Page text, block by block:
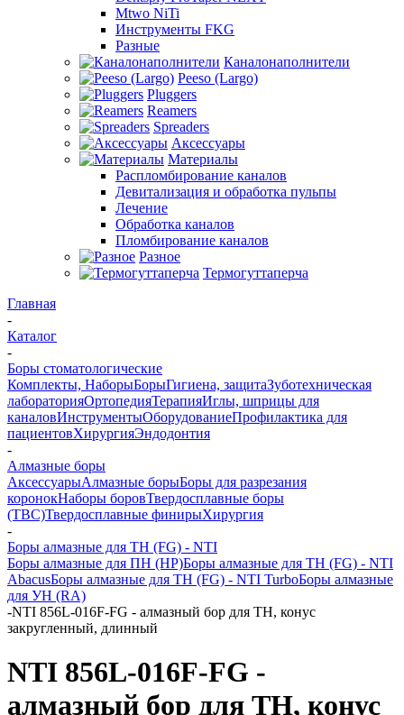
Mtwo NiTi
Инструменты FKG
Разные
Каналонаполнители
Peeso (Largo)
Pluggers
Reamers
Spreaders
Аксессуары
Материалы
Распломбирование каналов
Девитализация и обработка пульпы
Лечение
Обработка каналов
Пломбирование каналов
Разное
Термогуттаперча
Главная
-
Каталог
-
Боры стоматологические
Комплекты, НаборыБорыГигиена, защитаЗуботехническая
лабораторияОртопедияТерапияИглы, шприцы для
каналовИнструментыОборудованиеПрофилактика для
пациентовХирургияЭндодонтия
-
Алмазные боры
АксессуарыАлмазные борыБоры для разрезания
коронокНаборы боровТвердосплавные боры
(ТВС)Твердосплавные финирыХирургия
-
Боры алмазные для ТН (FG) - NTI
Боры алмазные для ПН (HP)Боры алмазные для ТН (FG) - NTI
AbacusБоры алмазные для ТН (FG) - NTI TurboБоры алмазные
для УН (RA)
-NTI 856L-016F-FG - алмазный бор для ТН, конус
закругленный, длинный
NTI 856L-016F-FG -
алмазный бор для ТН, конус